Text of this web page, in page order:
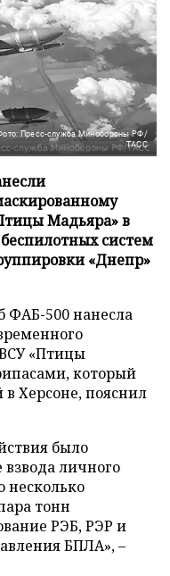
Пресс-служба Минобороны РФ/
ТАСС
Мадьяра» в
систем
«Днепр»
ФАБ-500 нанесла
«Птицы
который
Херсоне, пояснил
было
личного
несколько
тонн
РЭБ, РЭР и
БПЛА», –